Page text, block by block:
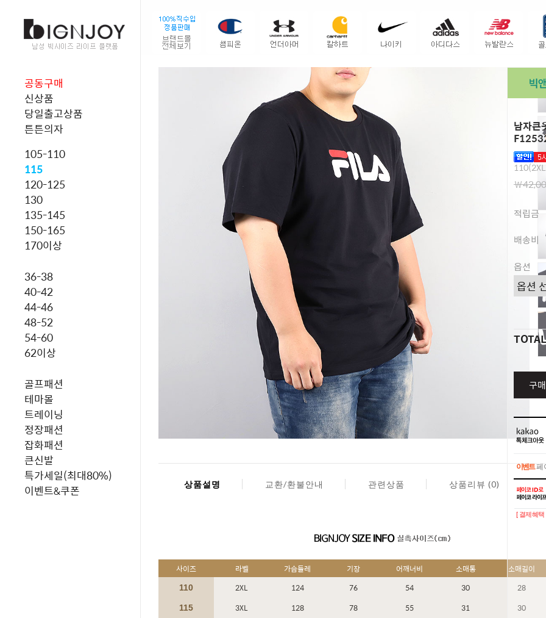
공동구매
신상품
당일출고상품
튼튼의자
105-110
115
120-125
130
135-145
150-165
170이상
36-38
40-42
44-46
48-52
54-60
62이상
골프패션
테마몰
트레이닝
정장패션
잡화패션
큰신발
특가세일(최대80%)
이벤트&쿠폰
남자큰
￦
적립금
배송비
옵션
TOTAL
구
이벤트페
이벤트페
[ 결제혜
상품설명 교환/환불안내 관련상품 상품리뷰 (0)
사이즈 라벨 가슴둘레 기장 어깨너비 소매통 소매길이
110 2XL 124 76 54 30 28
115 3XL 128 78 55 31 30